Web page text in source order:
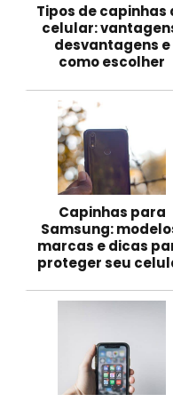
Tipos de capinhas
celular:
desvantagens e
como escolher
Capinhas para
Samsung:
marcas e dicas
proteger seu